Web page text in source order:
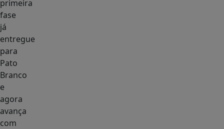
primeira
fase
já
entregue
para
Pato
Branco
e
agora
avança
com